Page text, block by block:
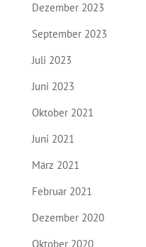
Dezember 2023
September 2023
Juli 2023
Juni 2023
Oktober 2021
Juni 2021
März 2021
Februar 2021
Dezember 2020
Oktober 2020